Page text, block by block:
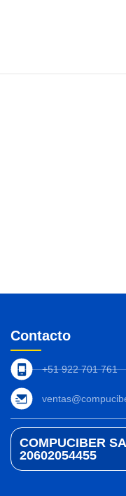
Contacto
+51 922 701 761
COMPUCIBER
20602054455